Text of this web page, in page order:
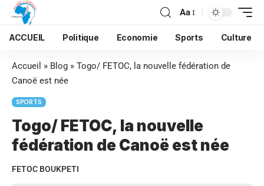
Aa
ACCUEIL Politique Economie Sports Culture
Accueil » Blog » Togo/ FETOC, la nouvelle fédération de
Canoë est née
SPORTS
Togo/ FETOC, la nouvelle
fédération de Canoë est née
FETOC BOUKPETI